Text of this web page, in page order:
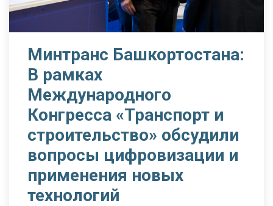
Минтранс Башкортостана:
В рамках
Международного
Конгресса «Транспорт и
строительство» обсудили
вопросы цифровизации и
применения новых
технологий